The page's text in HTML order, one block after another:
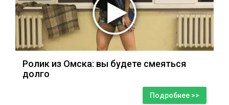
Ролик из Омска: вы будете смеяться
долго
Подробнее >>